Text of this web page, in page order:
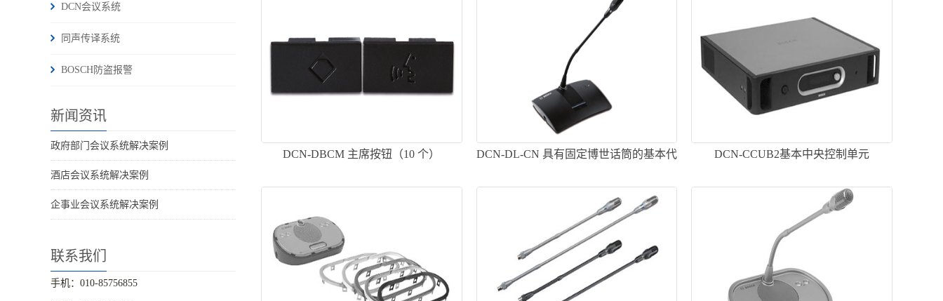
DCN会议系统
同声传译系统
BOSCH防盗报警
新闻资讯
政府部门会议系统解决案例
酒店会议系统解决案例
企事业会议系统解决案例
联系我们
手机：010-85756855
DCN-DBCM 主席按钮（10 个）
DCN-DL-CN 具有固定博世话筒的基本代
DCN-CCUB2基本中央控制单元